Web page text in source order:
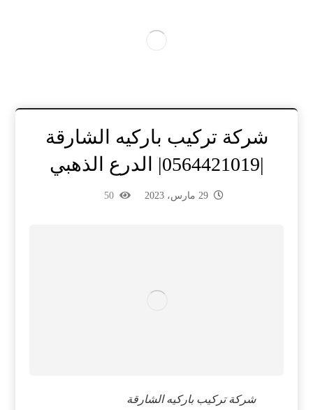
شركة تركيب باركيه الشارقة
|0564421019| الدرع الذهبي
29 مارس، 2023 50
شركة تركيب باركيه الشارقة